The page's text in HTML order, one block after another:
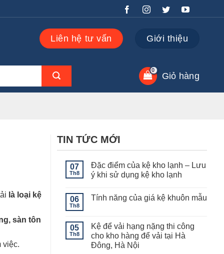
Liên hệ tư vấn Giới thiệu
Giỏ hàng
là loại kệ
sàn tôn
việc.
TIN TỨC MỚI
07
Th8
Đặc điểm của kệ kho lạnh – Lưu
ý khi sử dụng kệ kho lạnh
bình
điểm
của
kệ
kho
lạnh
06
Th8
Tính năng của giá kệ khuôn mẫu
luận
ở
Tính
năng
05
Th8
Kệ để vải hạng nặng thi công
cho kho hàng để vải tại Hà
Đông, Hà Nội